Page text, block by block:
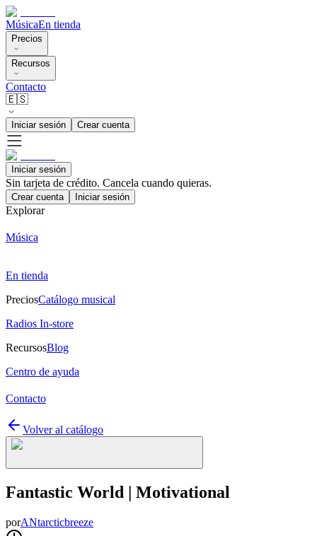
MúsicaEn tienda
Precios
Recursos
Contacto
🇪🇸
Iniciar sesión Crear cuenta
Iniciar sesión
Sin tarjeta de crédito. Cancela cuando quieras.
Crear cuenta Iniciar sesión
Explorar
Música
En tienda
PreciosCatálogo musical
Radios In-store
RecursosBlog
Centro de ayuda
Contacto
Volver al catálogo
Fantastic World | Motivational
porANtarcticbreeze